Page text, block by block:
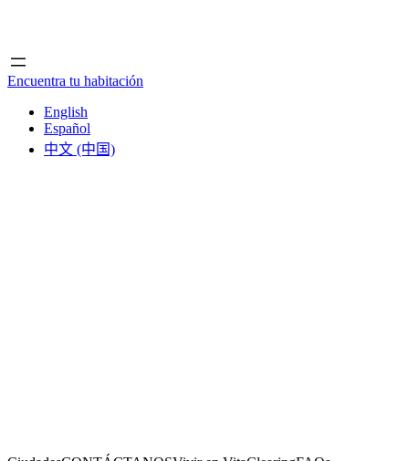
Encuentra tu habitación
English
Español
中文 (中国)